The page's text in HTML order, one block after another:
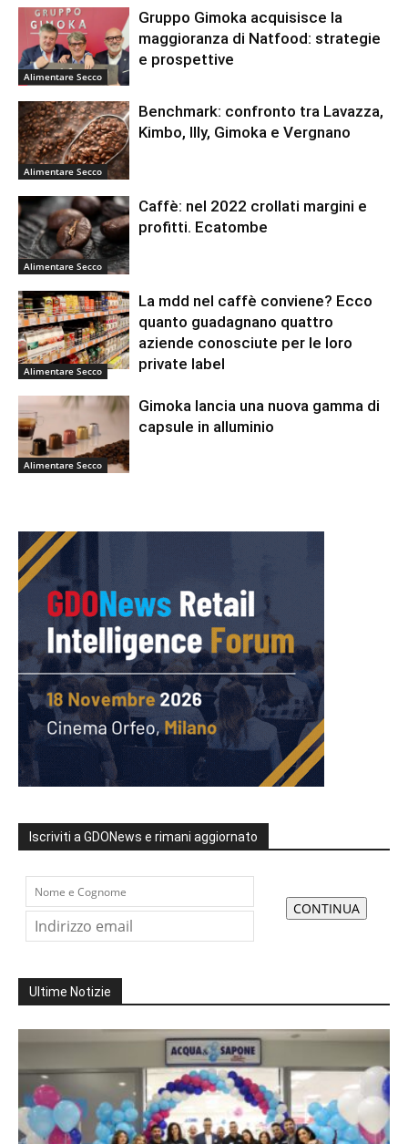
Alimentare Secco
Gruppo Gimoka acquisisce la
maggioranza di Natfood: strategie
e prospettive
Alimentare Secco
Benchmark: confronto tra Lavazza,
Kimbo, Illy, Gimoka e Vergnano
Alimentare Secco
Caffè: nel 2022 crollati margini e
profitti. Ecatombe
Alimentare Secco
La mdd nel caffè conviene? Ecco
quanto guadagnano quattro
aziende conosciute per le loro
private label
Alimentare Secco
Gimoka lancia una nuova gamma di
capsule in alluminio
Iscriviti a GDONews e rimani aggiornato
Ultime Notizie